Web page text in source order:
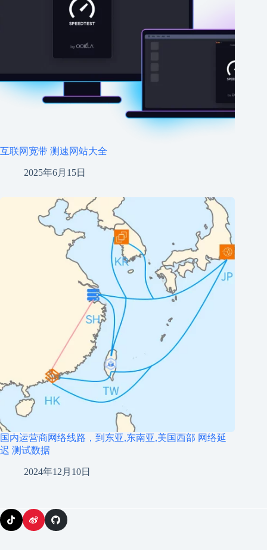
互联网宽带 测速网站大全
2025年6月15日
国内运营商网络线路，到东亚,东南亚,美国西部 网络延
迟 测试数据
2024年12月10日